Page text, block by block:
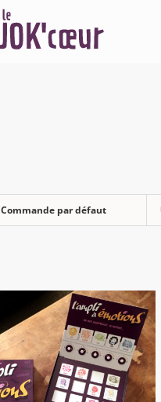
Commande par défaut